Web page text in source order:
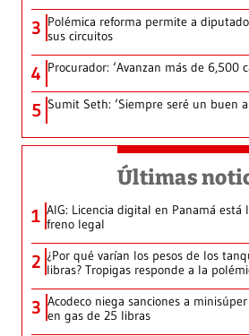
3 Polémica reforma permite a
sus circuitos
4 Procurador: ‘Avanzan más de 6,500
5 Sumit Seth: ‘Siempre seré un buen
Últimas
1 AIG: Licencia digital en Panamá está
freno legal
2 ¿Por qué varían los pesos de los
libras? Tropigas responde a la
3 Acodeco niega sanciones a
en gas de 25 libras